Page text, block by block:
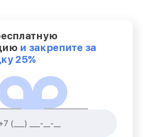
и закрепите за
25%